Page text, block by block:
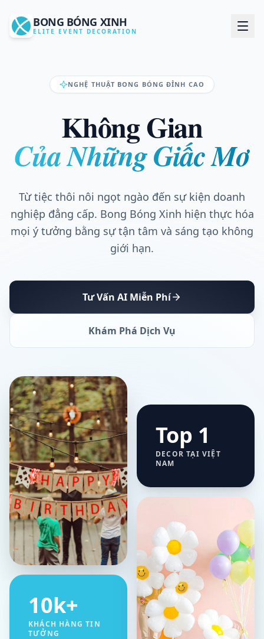
BONG BÓNG XINH
ELITE EVENT DECORATION
In Logo Quảng Cáo
Liên hệ báo giá
NGHỆ THUẬT BONG BÓNG ĐỈNH CAO
Không Gian
Của Những Giấc Mơ
Từ tiệc thôi nôi ngọt ngào đến sự kiện doanh
nghiệp đẳng cấp. Bong Bóng Xinh hiện thực hóa
mọi ý tưởng bằng sự tận tâm và sáng tạo không
giới hạn.
Tư Vấn AI Miễn Phí
Khám Phá Dịch Vụ
10k+
KHÁCH HÀNG TIN
TƯỞNG
Top 1
DECOR TẠI VIỆT
NAM